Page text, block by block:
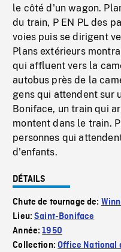
le côté d'un wagon.
du train, P EN PL des
voies puis se dirigent
Plans extérieurs
qui affluent vers la
autobus près de la
gens qui attendent sur
Boniface, un train qui
montent dans le train.
personnes qui
d'enfants.
DÉTAILS
Chute de tournage de:
Lieu:Saint-Boniface
Année:1950
Collection:Office National